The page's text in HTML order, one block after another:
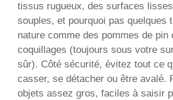
tissus rugueux, des surfaces
souples, et pourquoi pas quelques
nature comme des pommes de pin
coquillages (toujours sous votre
sûr). Côté sécurité, évitez tout ce
casser, se détacher ou être avalé.
objets assez gros, faciles à saisir